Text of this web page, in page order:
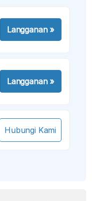
Langganan»
Langganan»
Hubungi Kami